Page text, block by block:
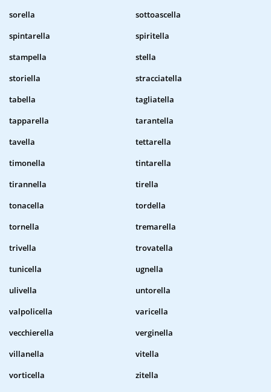
sorella
sottoascella
spintarella
spiritella
stampella
stella
storiella
stracciatella
tabella
tagliatella
tapparella
tarantella
tavella
tettarella
timonella
tintarella
tirannella
tirella
tonacella
tordella
tornella
tremarella
trivella
trovatella
tunicella
ugnella
ulivella
untorella
valpolicella
varicella
vecchierella
verginella
villanella
vitella
vorticella
zitella